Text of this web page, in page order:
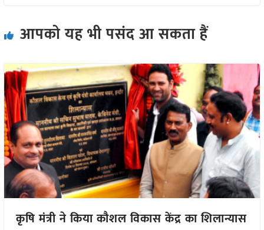
आपको यह भी पसंद आ सकता हैं
कृषि मंत्री ने किया कौशल विकास केंद्र का शिलान्यास